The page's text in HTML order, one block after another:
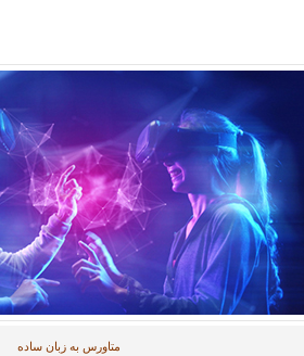
متاورس به زبان ساده